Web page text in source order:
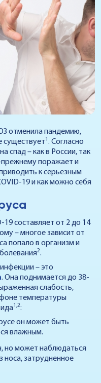
отменила пандемию,
существует1 . Согласно
спад – как в России, так
прежнему поражает и
к серьезным
19 и как можно себя
составляет от 2 до 14
– многое зависит от
попало в организм и
2.
– это
. Она поднимается до 38-
слабость,
температуры
1,2:
он может быть
влажным.
но может наблюдаться
носа, затрудненное